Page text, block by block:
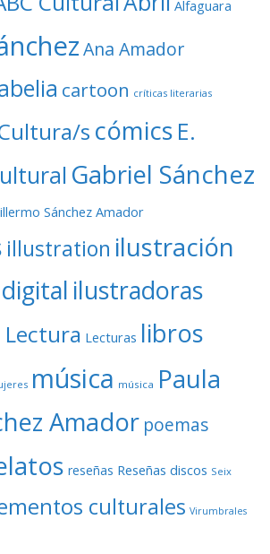
Alfaguara
Ana Amador
cartoon críticas literarias
s cómics E.
Gabriel Sánchez
Sánchez Amador
illustration ilustración
ilustradoras
Lectura Lecturas libros
música música Paula
Amador poemas
reseñas Reseñas discos Seix
culturales Virumbrales